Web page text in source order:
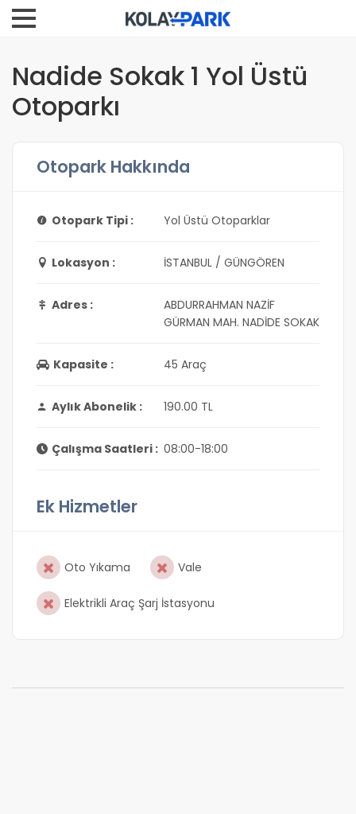
Nadide Sokak 1 Yol Üstü
Otoparkı
Otopark Hakkında
Otopark Tipi : Yol Üstü Otoparklar
Lokasyon : İSTANBUL / GÜNGÖREN
Adres :
ABDURRAHMAN NAZİF
GÜRMAN MAH. NADİDE SOKAK
Kapasite : 45 Araç
Aylık Abonelik : 190.00 TL
Çalışma Saatleri : 08:00-18:00
Ek Hizmetler
Oto Yıkama Vale
Elektrikli Araç Şarj İstasyonu